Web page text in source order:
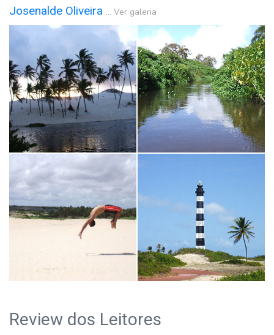
Josenalde Oliveira ... Ver galeria
Review dos Leitores